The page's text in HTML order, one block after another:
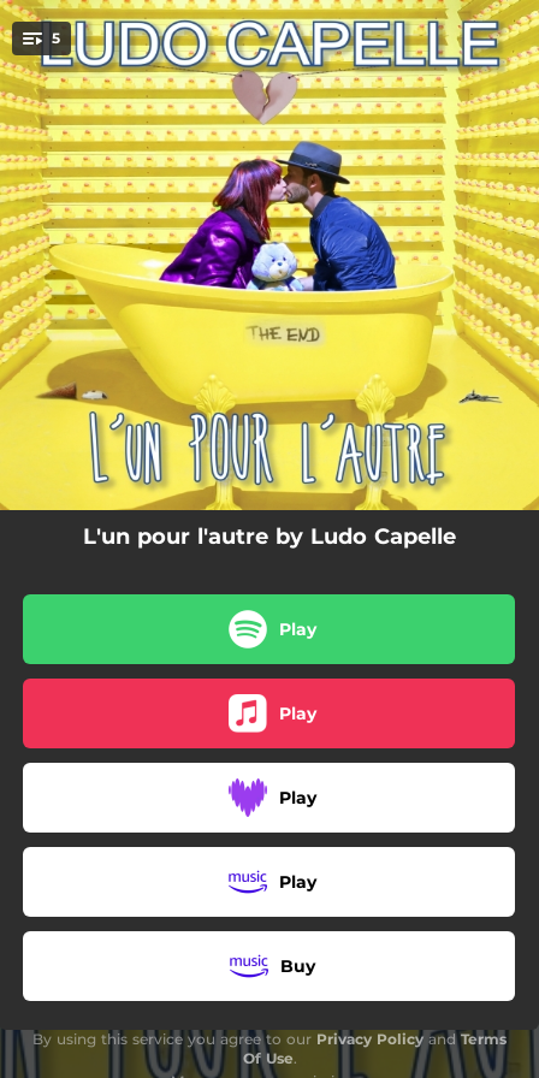
You're all set!
5
L'un pour l'autre
03:17
L'un pour l'autre
04:00
L'un pour l'autre
03:17
L'un pour l'autre
03:17
L'un pour l'autre
04:00
L'un pour l'autre by Ludo Capelle
Play
Play
Play
Play
Buy
By using this service you agree to our Privacy Policy and Terms
Of Use.
.